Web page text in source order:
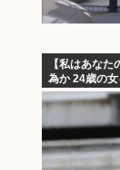
【私はあな
為か 24歳の
ど繰り返し届